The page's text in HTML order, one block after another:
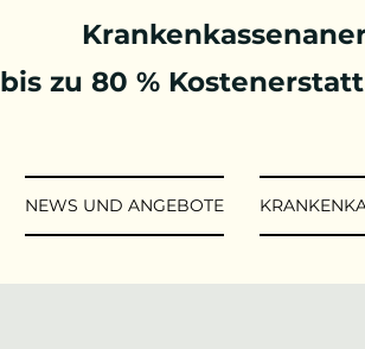
bis zu 80 %
NEWS UND ANGEBOTE